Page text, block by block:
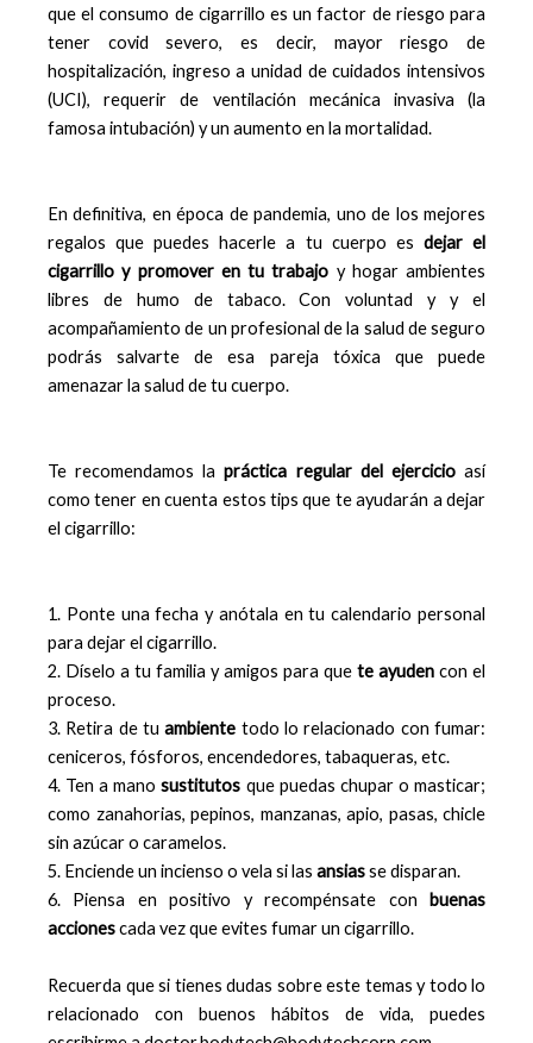
que el consumo de cigarrillo es un factor de riesgo para
tener covid severo, es decir, mayor riesgo de
hospitalización, ingreso a unidad de cuidados intensivos
(UCI), requerir de ventilación mecánica invasiva (la
famosa intubación) y un aumento en la mortalidad.
En definitiva, en época de pandemia, uno de los mejores
regalos que puedes hacerle a tu cuerpo es dejar el
cigarrillo y promover en tu trabajo y hogar ambientes
libres de humo de tabaco. Con voluntad y y el
acompañamiento de un profesional de la salud de seguro
podrás salvarte de esa pareja tóxica que puede
amenazar la salud de tu cuerpo.
Te recomendamos lapráctica regular del ejercicioasí
como tener en cuenta estos tips que te ayudarán a dejar
el cigarrillo:
1. Ponte una fecha y anótala en tu calendario personal
para dejar el cigarrillo.
2. Díselo a tu familia y amigos para que te ayuden con el
proceso.
3. Retira de tuambiente todo lo relacionado con fumar:
ceniceros, fósforos, encendedores, tabaqueras, etc.
4. Ten a manosustitutos que puedas chupar o masticar;
como zanahorias, pepinos, manzanas, apio, pasas, chicle
sin azúcar o caramelos.
5. Enciende un incienso o vela si las ansiasse disparan.
6. Piensa en positivo y recompénsate con buenas
accionescada vez que evites fumar un cigarrillo.
Recuerda que si tienes dudas sobre este temas y todo lo
relacionado con buenos hábitos de vida, puedes